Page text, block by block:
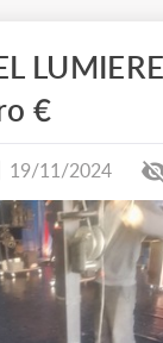
€
19/11/2024